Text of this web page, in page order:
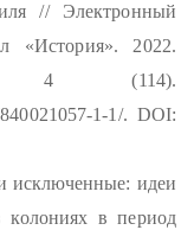
// Электронный
«История». 2022.
(114).
1-1/. DOI:
исключенные: идеи
в период